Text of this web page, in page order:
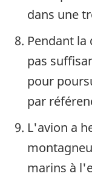
dans une
Pendant
pas
pour
par
L'avion a
marins à